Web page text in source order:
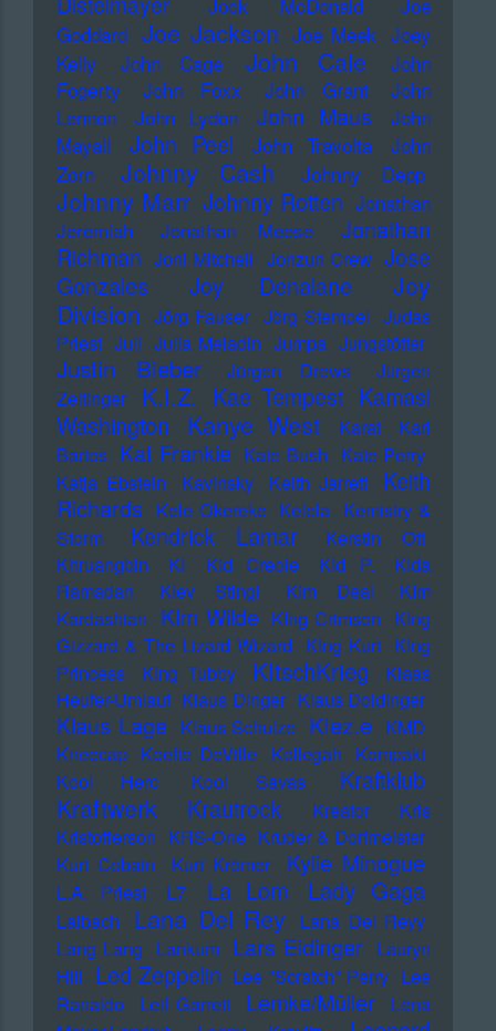
Goddard Joe Jackson Joe Meek Joey
Kelly
John Cage John Cale
John
Fogerty
John Foxx John Grant
John
Lennon
John Lydon John Maus
John
Mayall
John Peel John Travolta
John
Zorn
Johnny Cash Johnny Depp
Johnny Marr Johnny Rotten Jonathan
Jeremiah
Jonathan Meese
Jonathan
Richman Joni Mitchell Jonzun Crew Jose
Gonzales
Joy Denalane
Joy
Division Jörg Fauser Jörg Stempel Judas
Priest Juli Julia Meladin Jumpa Jungstötter
Justin Bieber Jürgen Drews
Jürgen
Zeltinger
K.I.Z. Kae Tempest Kamasi
Washington
Kanye West Karat
Karl
Bartos Kat Frankie Kate Bush Kate Perry
Katja Ebstein
Kavinsky Keith Jarrett
Keith
Richards Kele Okereke Kelela Kemistry &
Storm
Kendrick Lamar
Kerstin Ott
Khruangbin
KI KId Creole KId P.
KIda
Ramadan
KIev Stingl KIm Deal
KIm
Kardashian KIm Wilde KIng Crimson KIng
Gizzard & The Lizard Wizard KIng Kurt KIng
Princess
KIng Tubby KItschKrieg
Klaas
Heufer-Umlauf Klaus Dinger Klaus Doldinger
Klaus Lage Klaus Schulze Klez.e KMD
Kneecap Koefte DeVille Kollegah Kompakt
Kool Herc
Kool Savas Kraftklub
Kraftwerk Krautrock Kreator
Kris
Kristofferson KRS-One Kruder & Dorfmeister
Kurt Cobain
Kurt Krömer Kylie Minogue
L.A. Priest L7 La Lom Lady Gaga
Laibach Lana Del Rey
Lana Del Reyy
Lang Lang Lankum Lars Eidinger Lauryn
Hill Led Zeppelin Lee "Scratch" Perry Lee
Ranaldo
Leif Garrett Lemke/Müller
Lena